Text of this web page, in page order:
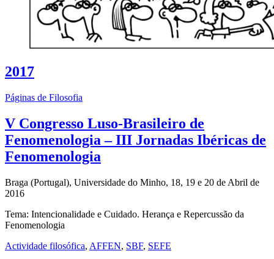
2017
Páginas de Filosofia
V Congresso Luso-Brasileiro de
Fenomenologia – III Jornadas Ibéricas de
Fenomenologia
Braga (Portugal), Universidade do Minho, 18, 19 e 20 de Abril de
2016
Tema: Intencionalidade e Cuidado. Herança e Repercussão da
Fenomenologia
Actividade filosófica, AFFEN, SBF, SEFE